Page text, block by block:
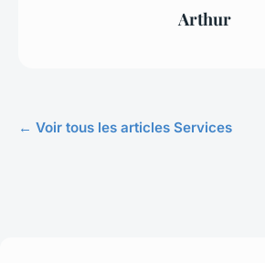
Arthur
← Voir tous les articles Services